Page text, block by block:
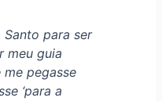
Santo para ser
meu guia
pegasse
‘para a